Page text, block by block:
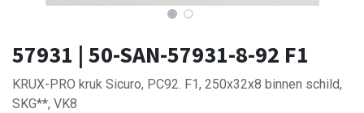
57931 | 50-SAN-57931-8-92 F1
KRUX-PRO kruk Sicuro, PC92. F1, 250x32x8 binnen schild,
SKG**, VK8